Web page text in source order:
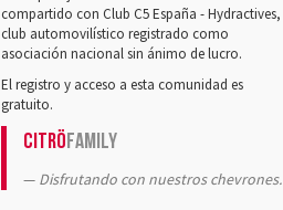
compartido con Club C5 España - Hydractives,
club automovilístico registrado como
asociación nacional sin ánimo de lucro.
El registro y acceso a esta comunidad es
gratuito.
CitröFamily
Disfrutando con nuestros chevrones.